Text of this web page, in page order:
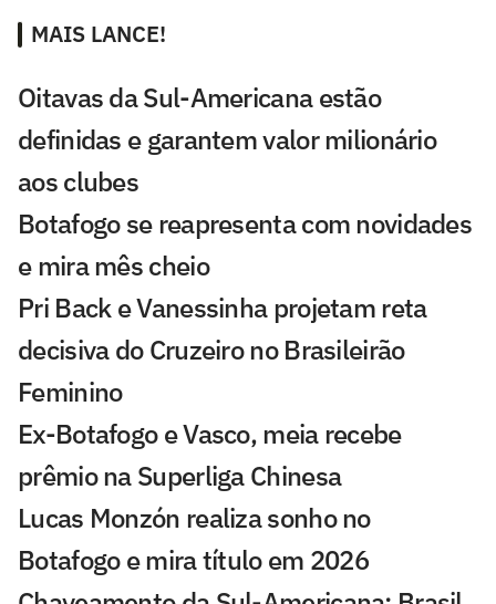
MAIS LANCE!
Oitavas da Sul-Americana estão
definidas e garantem valor milionário
aos clubes
Botafogo se reapresenta com novidades
e mira mês cheio
Pri Back e Vanessinha projetam reta
decisiva do Cruzeiro no Brasileirão
Feminino
Ex-Botafogo e Vasco, meia recebe
prêmio na Superliga Chinesa
Lucas Monzón realiza sonho no
Botafogo e mira título em 2026